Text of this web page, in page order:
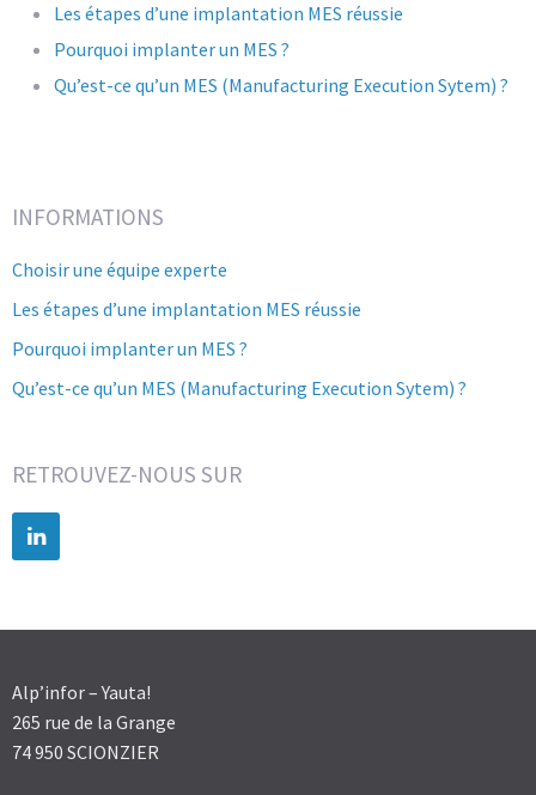
Les étapes d’une implantation MES réussie
Pourquoi implanter un MES ?
Qu’est-ce qu’un MES (Manufacturing Execution Sytem) ?
INFORMATIONS
Choisir une équipe experte
Les étapes d’une implantation MES réussie
Pourquoi implanter un MES ?
Qu’est-ce qu’un MES (Manufacturing Execution Sytem) ?
RETROUVEZ-NOUS SUR
Alp’infor – Yauta!
265 rue de la Grange
74 950 SCIONZIER